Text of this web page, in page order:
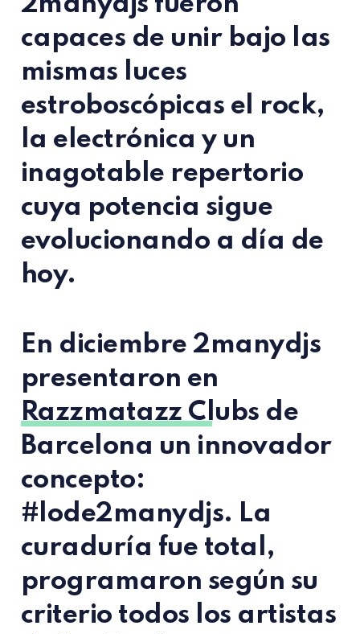
capaces de unir bajo las
mismas luces
estroboscópicas el rock,
la electrónica y un
inagotable repertorio
cuya potencia sigue
evolucionando a día de
hoy.
En diciembre 2manydjs
presentaron en
Razzmatazz Clubs de
Barcelona un innovador
concepto:
#lode2manydjs. La
curaduría fue total,
programaron según su
criterio todos los artistas